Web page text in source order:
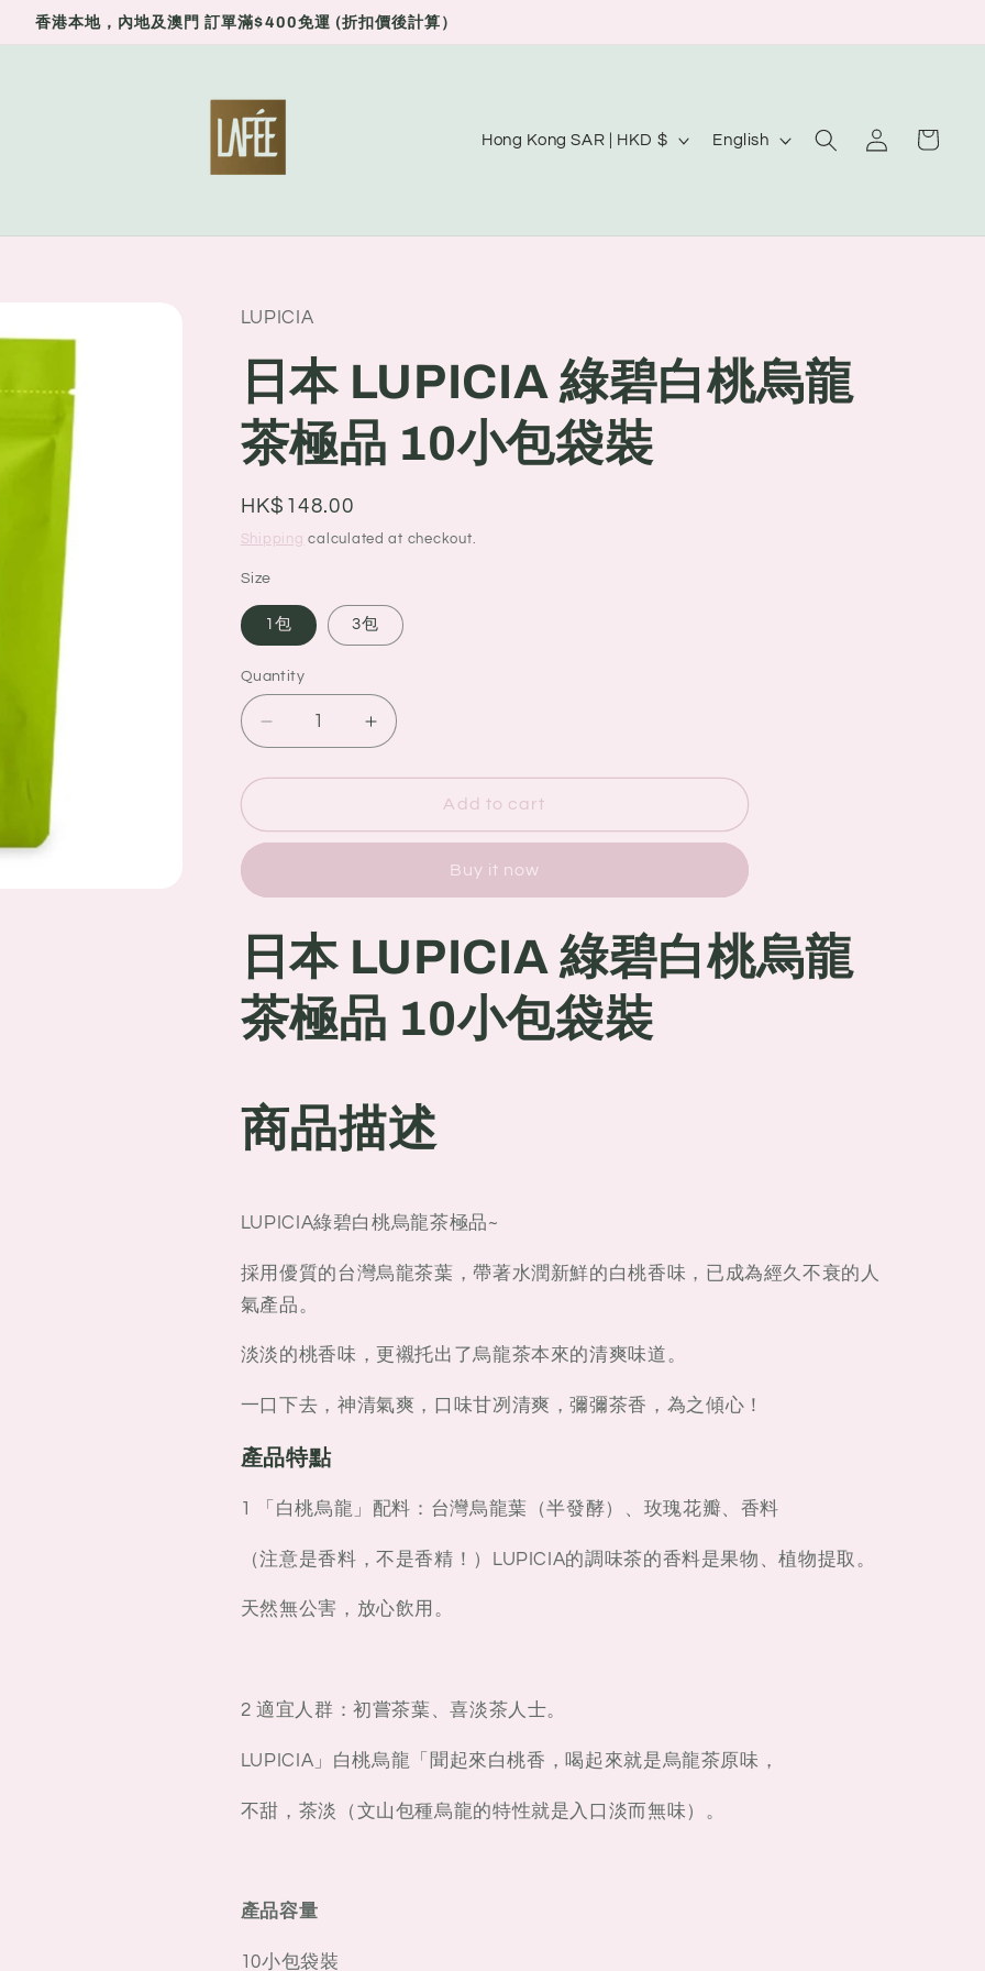
香港本地，內地及澳門 訂單滿$400免運 (折扣價後計算）
C
n
/
r
e
i
Hong Kong SAR | HKD $
L
g
g
e
English
Log
in
Cart
LUPICIA
日本 LUPICIA 綠碧白桃烏龍
茶極品 10小包袋裝
Regular
price
HK$148.00
Shipping calculated at checkout.
Size
1包 3包
Quantity
Quantity
Decrease
quantity
for
本
白
桃
烏
龍
品
10
袋
Increase
quantity
for
本
LUPICIA
白
桃
烏
龍
品
10
袋
Add to cart
Buy it now
日本 LUPICIA 綠碧白桃烏龍
茶極品 10小包袋裝
商品描述
LUPICIA綠碧白桃烏龍茶極品~
採用優質的台灣烏龍茶葉，帶著水潤新鮮的白桃香味，已成為經久不衰的人
氣產品。
淡淡的桃香味，更襯托出了烏龍茶本來的清爽味道。
一口下去，神清氣爽，口味甘冽清爽，彌彌茶香，為之傾心！
產品特點
1 「白桃烏龍」配料：台灣烏龍葉（半發酵）、玫瑰花瓣、香料
（注意是香料，不是香精！）LUPICIA的調味茶的香料是果物、植物提取。
天然無公害，放心飲用。
2 適宜人群：初嘗茶葉、喜淡茶人士。
LUPICIA」白桃烏龍「聞起來白桃香，喝起來就是烏龍茶原味，
不甜，茶淡（文山包種烏龍的特性就是入口淡而無味）。
產品容量
10小包袋裝